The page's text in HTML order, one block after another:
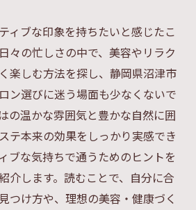
ィブな印象を持ちたいと感じたこ
々の忙しさの中で、美容やリラク
楽しむ方法を探し、静岡県沼津市
ン選びに迷う場面も少なくないで
の温かな雰囲気と豊かな自然に囲
テ本来の効果をしっかり実感でき
ブな気持ちで通うためのヒントを
介します。読むことで、自分に合
つけ方や、理想の美容・健康づく